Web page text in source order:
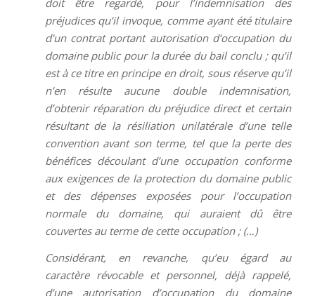
doit être regardé, pour l’indemnisation des
préjudices qu’il invoque, comme ayant été titulaire
d’un contrat portant autorisation d’occupation du
domaine public pour la durée du bail conclu ; qu’il
est à ce titre en principe en droit, sous réserve qu’il
n’en résulte aucune double indemnisation,
d’obtenir réparation du préjudice direct et certain
résultant de la résiliation unilatérale d’une telle
convention avant son terme, tel que la perte des
bénéfices découlant d’une occupation conforme
aux exigences de la protection du domaine public
et des dépenses exposées pour l’occupation
normale du domaine, qui auraient dû être
couvertes au terme de cette occupation ; (…)
Considérant, en revanche, qu’eu égard au
caractère révocable et personnel, déjà rappelé,
d’une autorisation d’occupation du domaine